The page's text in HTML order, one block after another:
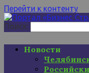
Перейти к контенту
Поиск:
Новости